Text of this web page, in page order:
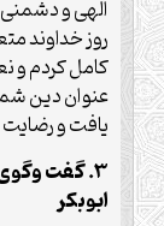
الهی و
روز خداوند
کامل کردم و
عنوان دین
یافت و
3. گفت
ابوبکر